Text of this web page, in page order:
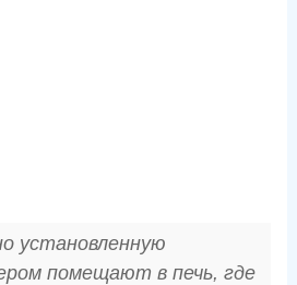
установленную
помещают в печь, где